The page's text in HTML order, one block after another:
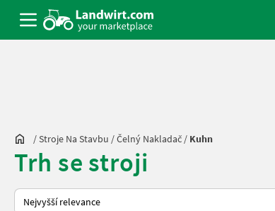
/Stroje Na Stavbu /Čelný Nakladač / Kuhn
Trh se stroji
Takto se řadí nabídky na Landwirt.com